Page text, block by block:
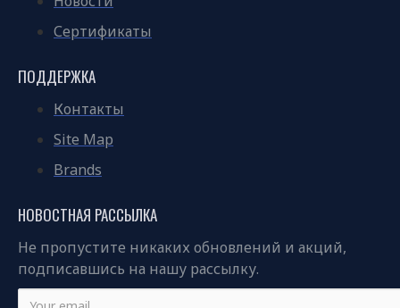
Сертификаты
ПОДДЕРЖКА
Контакты
Site Map
Brands
НОВОСТНАЯ РАССЫЛКА
Не пропустите никаких обновлений и акций,
подписавшись на нашу рассылку.